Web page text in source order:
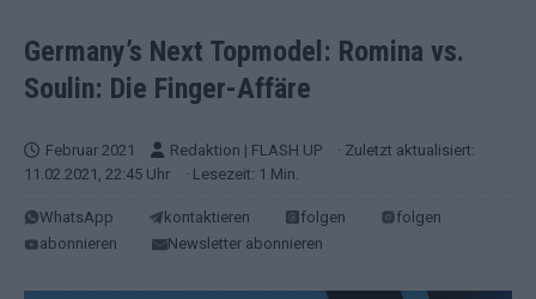
Germany’s Next Topmodel: Romina vs.
Soulin: Die Finger-Affäre
Februar 2021 Redaktion | FLASH UP
· Zuletzt aktualisiert:
11.02.2021, 22:45 Uhr
· Lesezeit: 1 Min.
WhatsApp kontaktieren folgen
folgen
abonnieren
Newsletter abonnieren